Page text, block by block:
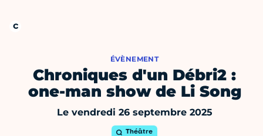
ÉVÈNEMENT
Chroniques d'un Débri2 :
one-man show de Li Song
Le vendredi 26 septembre 2025
Théâtre